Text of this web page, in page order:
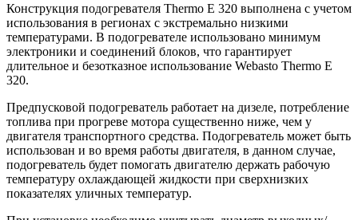
Конструкция подогревателя Thermo E 320 выполнена с учетом
использования в регионах с экстремально низкими
температурами. В подогревателе использовано минимум
электроники и соединений блоков, что гарантирует
длительное и безотказное использование Webasto Thermo E
320.
Предпусковой подогреватель работает на дизеле, потребление
топлива при прогреве мотора существенно ниже, чем у
двигателя транспортного средства. Подогреватель может быть
использован и во время работы двигателя, в данном случае,
подогреватель будет помогать двигателю держать рабочую
температуру охлаждающей жидкости при сверхнизких
показателях уличных температур.